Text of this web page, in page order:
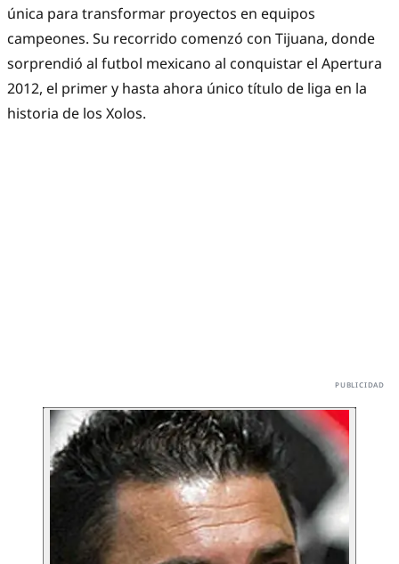
única para transformar proyectos en equipos
campeones. Su recorrido comenzó con Tijuana, donde
sorprendió al futbol mexicano al conquistar el Apertura
2012, el primer y hasta ahora único título de liga en la
historia de los Xolos.